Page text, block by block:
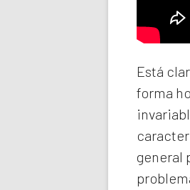
Está
forma
general